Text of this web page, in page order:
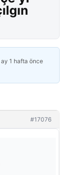
ay 1 hafta önce
#17076